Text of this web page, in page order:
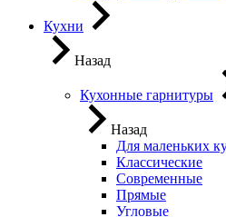
Кухни
Назад
Кухонные гарнитуры
Назад
Для маленьких
Классические
Современные
Прямые
Угловые